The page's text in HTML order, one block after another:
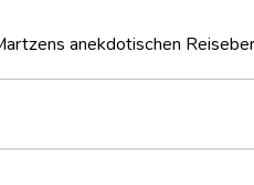
anekdotischen